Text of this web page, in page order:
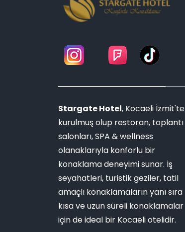
Stargate Hotel, Kocaeli İzmit'te
kurulmuş olup restoran, toplantı
salonları, SPA & wellness
olanaklarıyla konforlu bir
konaklama deneyimi sunar. İş
seyahatleri, turistik geziler, tatil
amaçlı konaklamaların yanı sıra
kısa ve uzun süreli konaklamalar
için de ideal bir Kocaeli otelidir.